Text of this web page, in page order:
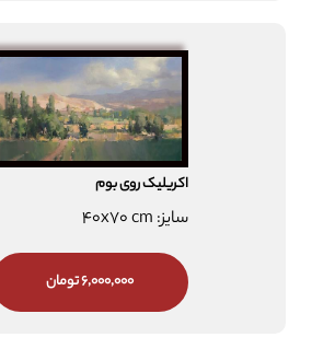
اکریلیک روی بوم
سایز: 40x70 cm
6,000,000 تومان